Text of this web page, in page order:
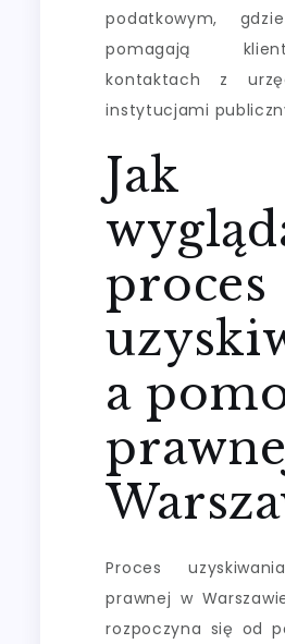
podatkowym,
pomagają
kontaktach z
instytucjami
Jak
proces
a
Proces
prawnej w
rozpoczyna się od